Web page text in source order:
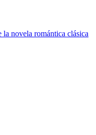
la novela romántica clásica